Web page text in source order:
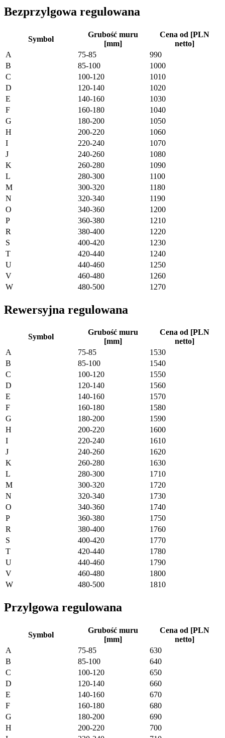
Bezprzylgowa regulowana
Symbol
Grubość muru
[mm]
Cena od [PLN
netto]
A
75-85
990
B
85-100
1000
C
100-120
1010
D
120-140
1020
E
140-160
1030
F
160-180
1040
G
180-200
1050
H
200-220
1060
I
220-240
1070
J
240-260
1080
K
260-280
1090
L
280-300
1100
M
300-320
1180
N
320-340
1190
O
340-360
1200
P
360-380
1210
R
380-400
1220
S
400-420
1230
T
420-440
1240
U
440-460
1250
V
460-480
1260
W
480-500 1270
Rewersyjna regulowana
Symbol
Grubość muru
[mm]
Cena od [PLN
netto]
A
75-85
1530
B
85-100
1540
C
100-120
1550
D
120-140
1560
E
140-160
1570
F
160-180
1580
G
180-200
1590
H
200-220
1600
I
220-240
1610
J
240-260
1620
K
260-280
1630
L
280-300
1710
M
300-320
1720
N
320-340
1730
O
340-360
1740
P
360-380
1750
R
380-400
1760
S
400-420
1770
T
420-440
1780
U
440-460
1790
V
460-480
1800
W
480-500 1810
Przylgowa regulowana
Symbol
Grubość muru
[mm]
Cena od [PLN
netto]
A
75-85
630
B
85-100
640
C
100-120
650
D
120-140
660
E
140-160
670
F
160-180
680
G
180-200
690
H
200-220
700